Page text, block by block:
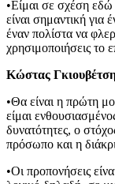
•Είμαι σε σχέση
είναι σημαντική για
έναν πολίστα να
χρησιμοποιήσεις το
Κώστας
•Θα είναι η πρώτη
είμαι
δυνατότητες, ο
πρόσωπο και η
•Οι προπονήσεις